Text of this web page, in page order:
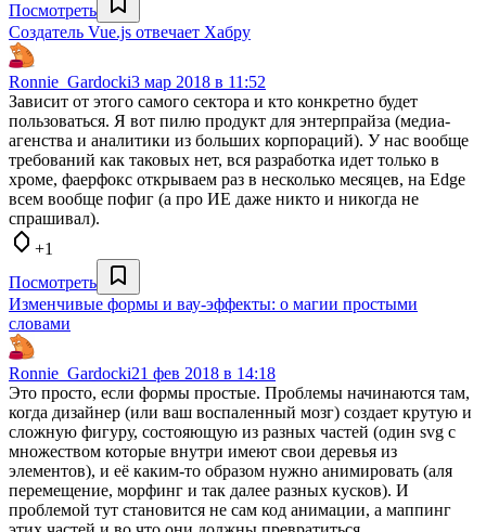
Посмотреть
Создатель Vue.js отвечает Хабру
Ronnie_Gardocki3 мар 2018 в 11:52
Зависит от этого самого сектора и кто конкретно будет
пользоваться. Я вот пилю продукт для энтерпрайза (медиа-
агенства и аналитики из больших корпораций). У нас вообще
требований как таковых нет, вся разработка идет только в
хроме, фаерфокс открываем раз в несколько месяцев, на Edge
всем вообще пофиг (а про ИЕ даже никто и никогда не
спрашивал).
+1
Посмотреть
Изменчивые формы и вау-эффекты: о магии простыми
словами
Ronnie_Gardocki21 фев 2018 в 14:18
Это просто, если формы простые. Проблемы начинаются там,
когда дизайнер (или ваш воспаленный мозг) создает крутую и
сложную фигуру, состояющую из разных частей (один svg с
множеством которые внутри имеют свои деревья из
элементов), и её каким-то образом нужно анимировать (аля
перемещение, морфинг и так далее разных кусков). И
проблемой тут становится не сам код анимации, а маппинг